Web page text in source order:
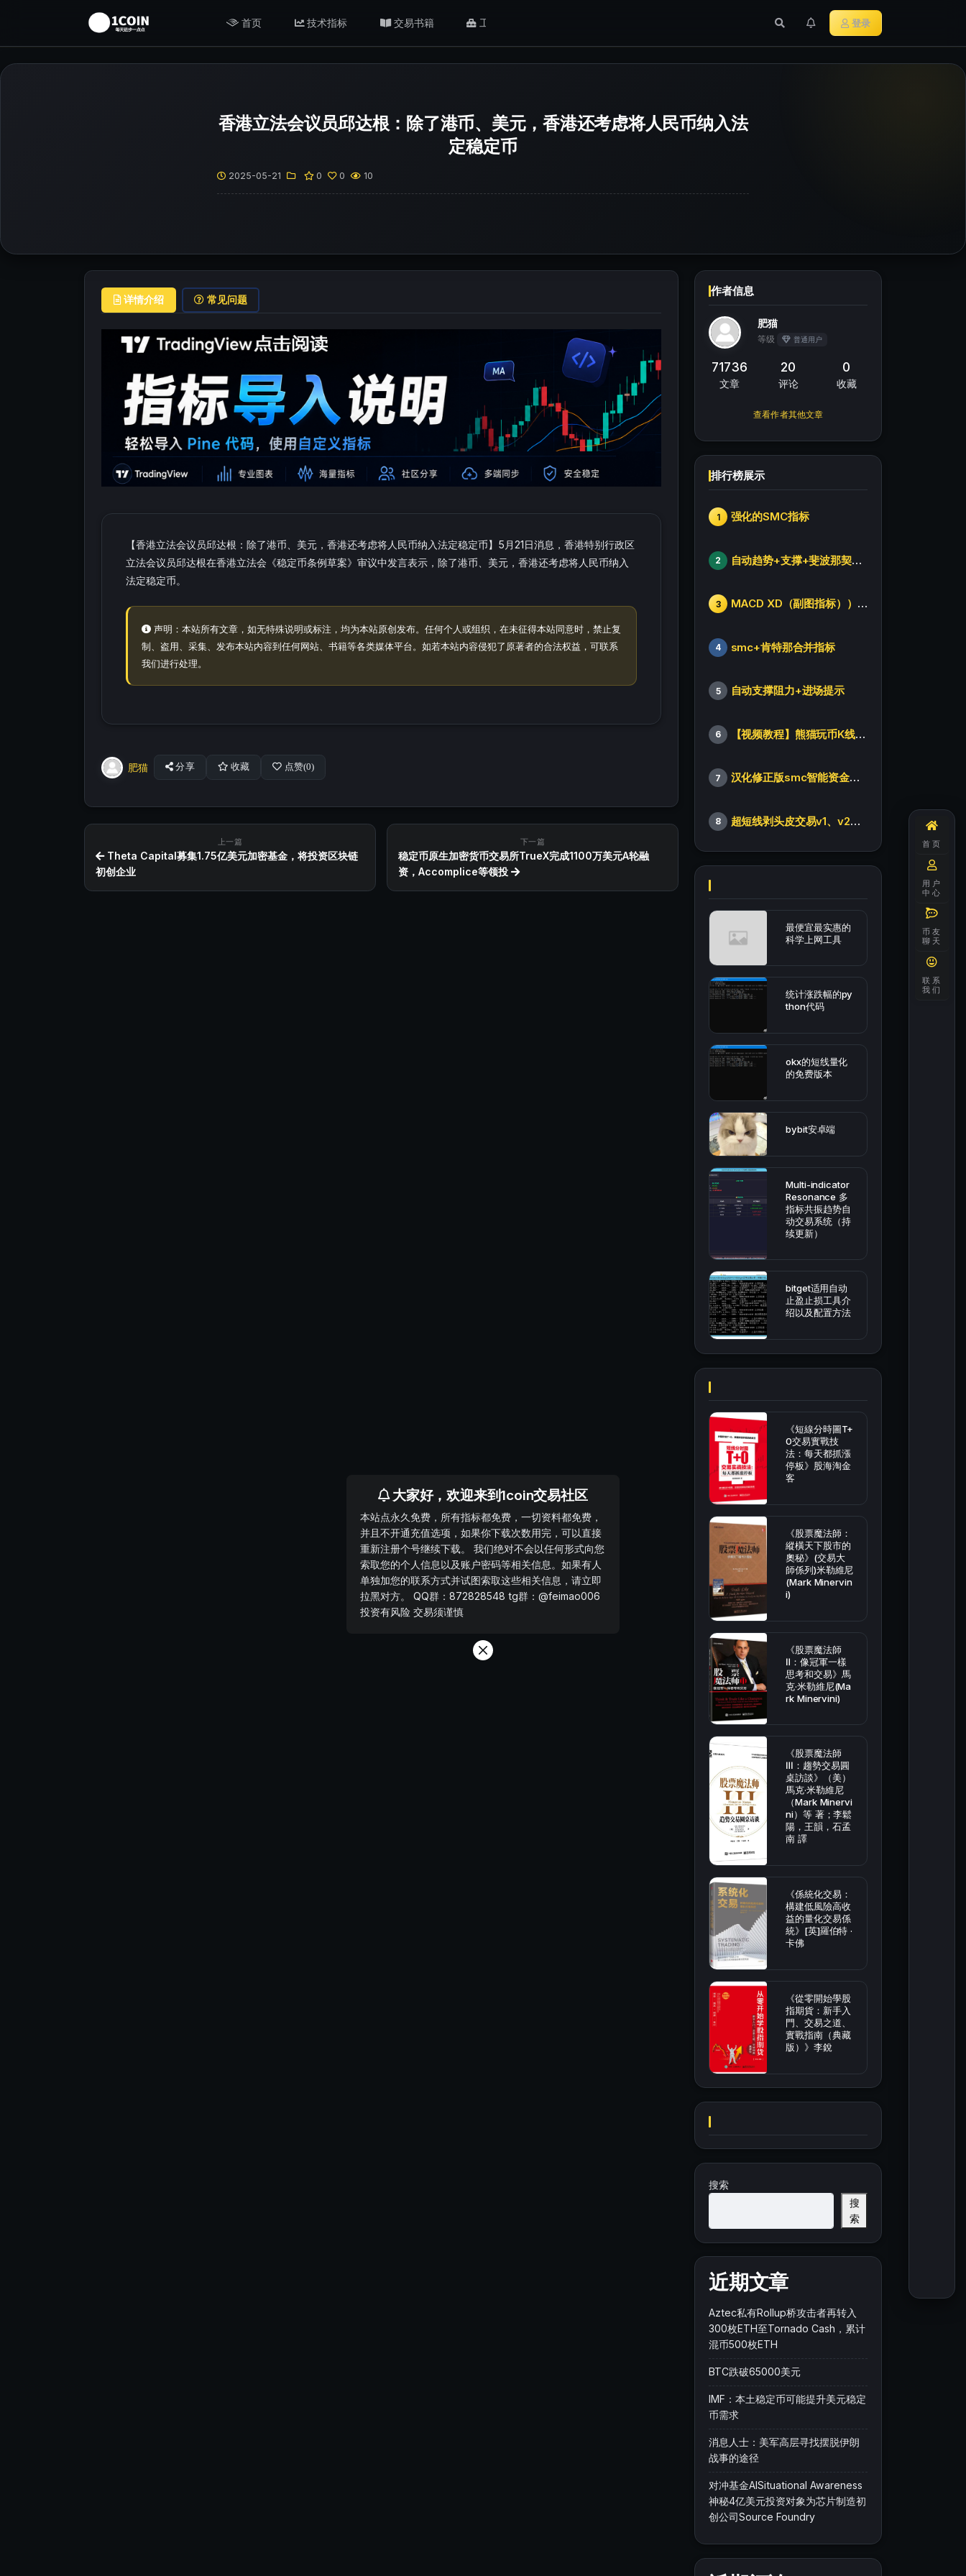
首页 技术指标 交易书籍 工具/返佣 登录
香港立法会议员邱达根：除了港币、美元，香港还考虑将人民币纳入法
定稳定币
2025-05-21 0 0 10
详情介绍 常见问题
【香港立法会议员邱达根：除了港币、美元，香港还考虑将人民币纳入法定稳定币】5月21日消息，香港特别行政区
立法会议员邱达根在香港立法会《稳定币条例草案》审议中发言表示，除了港币、美元，香港还考虑将人民币纳入
法定稳定币。
声明：本站所有文章，如无特殊说明或标注，均为本站原创发布。任何个人或组织，在未征得本站同意时，禁止复
制、盗用、采集、发布本站内容到任何网站、书籍等各类媒体平台。如若本站内容侵犯了原著者的合法权益，可联系
我们进行处理。
肥猫 分享 收藏 点赞(0)
上一篇
Theta Capital募集1.75亿美元加密基金，将投资区块链
初创企业
下一篇
稳定币原生加密货币交易所TrueX完成1100万美元A轮融
资，Accomplice等领投
作者信息
肥猫
等级 普通用户
71736
文章
20
评论
0
收藏
查看作者其他文章
排行榜展示
1 强化的SMC指标
2 自动趋势+支撑+斐波那契+箱体
3 MACD XD（副图指标））修改版
4 smc+肯特那合并指标
5 自动支撑阻力+进场提示
6 【视频教程】熊猫玩币K线后的秘密（全集）
7 汉化修正版smc智能资金订单指标
8 超短线剥头皮交易v1、v2版本
最便宜最实惠的
科学上网工具
统计涨跌幅的py
thon代码
okx的短线量化
的免费版本
bybit安卓端
Multi-indicator
Resonance 多
指标共振趋势自
动交易系统（持
续更新）
bitget适用自动
止盈止损工具介
绍以及配置方法
《短線分時圖T+
0交易實戰技
法：每天都抓漲
停板》股海淘金
客
《股票魔法師：
縱橫天下股市的
奧秘》(交易大
師係列)米勒維尼
(Mark Minervin
i)
《股票魔法師
Ⅱ：像冠軍一樣
思考和交易》馬
克·米勒維尼(Ma
rk Minervini)
《股票魔法師
Ⅲ：趨勢交易圓
桌訪談》（美）
馬克·米勒維尼
（Mark Minervi
ni）等 著；李鬆
陽，王韻，石孟
南 譯
《係統化交易：
構建低風險高收
益的量化交易係
統》[英]羅伯特 ·
卡佛
《從零開始學股
指期貨：新手入
門、交易之道、
實戰指南（典藏
版）》李銳
搜索
搜
索
近期文章
Aztec私有Rollup桥攻击者再转入
300枚ETH至Tornado Cash，累计
混币500枚ETH
BTC跌破65000美元
IMF：本土稳定币可能提升美元稳定
币需求
消息人士：美军高层寻找摆脱伊朗
战事的途径
对冲基金AISituational Awareness
神秘4亿美元投资对象为芯片制造初
创公司Source Foundry
首页
用户
中心
币友
聊天
联系
我们
大家好，欢迎来到1coin交易社区
本站点永久免费，所有指标都免费，一切资料都免费，
并且不开通充值选项，如果你下载次数用完，可以直接
重新注册个号继续下载。 我们绝对不会以任何形式向您
索取您的个人信息以及账户密码等相关信息。如果有人
单独加您的联系方式并试图索取这些相关信息，请立即
拉黑对方。 QQ群：872828548 tg群：@feimao006
投资有风险 交易须谨慎